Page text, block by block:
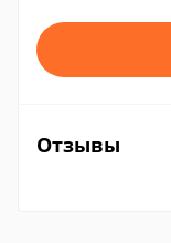
Отзывы